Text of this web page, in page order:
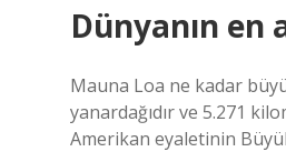
Dünyanın en
Mauna Loa ne kadar
yanardağıdır ve 5.271
Amerikan eyaletinin